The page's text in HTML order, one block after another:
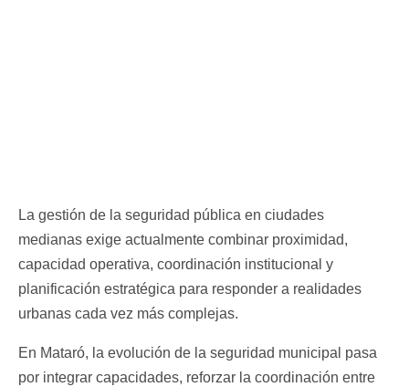
La gestión de la seguridad pública en ciudades
medianas exige actualmente combinar proximidad,
capacidad operativa, coordinación institucional y
planificación estratégica para responder a realidades
urbanas cada vez más complejas.
En Mataró, la evolución de la seguridad municipal pasa
por integrar capacidades, reforzar la coordinación entre